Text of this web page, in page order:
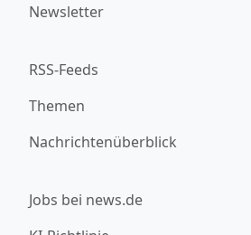
Newsletter
RSS-Feeds
Themen
Nachrichtenüberblick
Jobs bei news.de